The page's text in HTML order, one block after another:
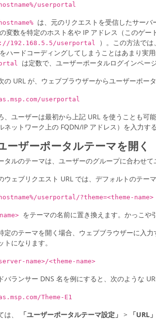
userportal
は、元のリクエストを受信したサー
変数を特定のホスト名や IP アドレス（このゲ
192.168.5.5/userportal
）。この方法で
ハードコーディングしてしまうことはあまり実
は定数で、ユーザーポータルログインペー
の URL が、ウェブブラウザーからユーザーポー
userportal
、ユーザーは最初から上記 URL を使うことも可
ネットワーク上の FQDN/IP アドレス）を入力す
ーザーポータルテーマを開く
タルのテーマは、ユーザーのグループに合わせ
ウェブリクエスト URL では、デフォルトのテー
userportal/?theme=<theme-name>
をテーマの名前に置き換えます。かっこや
定のテーマを開く場合、ウェブブラウザーに入
トになります。
name>/<theme-name>
バランサー DNS 名を例にすると、次のような
Theme-E1
は、 「ユーザーポータルテーマ設定」 > 「URL」